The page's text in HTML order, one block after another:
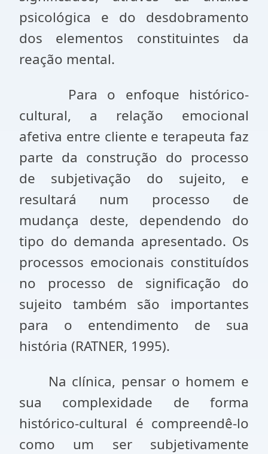
psicológica e do desdobramento
dos elementos constituintes da
reação mental.
Para o enfoque histórico-
cultural, a relação emocional
afetiva entre cliente e terapeuta faz
parte da construção do processo
de subjetivação do sujeito, e
resultará num processo de
mudança deste, dependendo do
tipo do demanda apresentado. Os
processos emocionais constituídos
no processo de significação do
sujeito também são importantes
para o entendimento de sua
história (RATNER, 1995).
Na clínica, pensar o homem e
sua complexidade de forma
histórico-cultural é compreendê-lo
como um ser subjetivamente